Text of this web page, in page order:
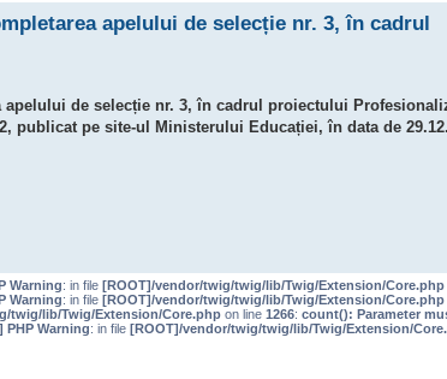
apelului de selecție nr. 3, în cadrul
de selecție nr. 3, în cadrul proiectului
publicat pe site-ul Ministerului Educației, în data de
Warning: in file [ROOT]/vendor/twig/twig/lib/Twig/Extension/Core.php
Warning: in file [ROOT]/vendor/twig/twig/lib/Twig/Extension/Core.php
twig/lib/Twig/Extension/Core.php on line 1266: count(): Parameter
Warning: in file [ROOT]/vendor/twig/twig/lib/Twig/Extension/